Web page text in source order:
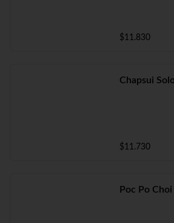
$11.830
Chapsui
$11.730
Poc Po Choi